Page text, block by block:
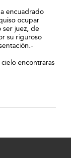
encuadrado
ocupar
ser juez, de
su riguroso
encontraras